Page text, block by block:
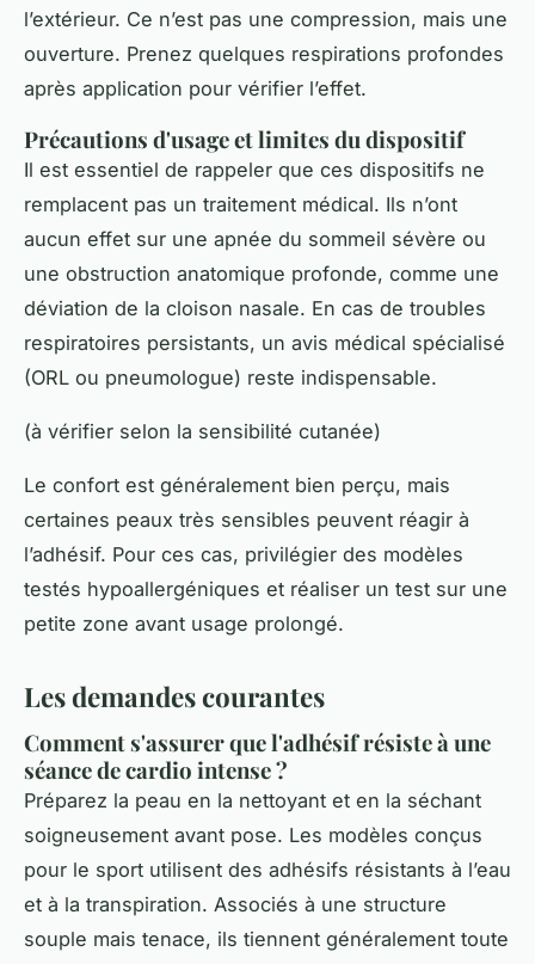
l’extérieur. Ce n’est pas une compression, mais une
ouverture. Prenez quelques respirations profondes
après application pour vérifier l’effet.
Précautions d'usage et limites du dispositif
Il est essentiel de rappeler que ces dispositifs ne
remplacent pas un traitement médical. Ils n’ont
aucun effet sur une apnée du sommeil sévère ou
une obstruction anatomique profonde, comme une
déviation de la cloison nasale. En cas de troubles
respiratoires persistants, un avis médical spécialisé
(ORL ou pneumologue) reste indispensable.
(à vérifier selon la sensibilité cutanée)
Le confort est généralement bien perçu, mais
certaines peaux très sensibles peuvent réagir à
l’adhésif. Pour ces cas, privilégier des modèles
testés hypoallergéniques et réaliser un test sur une
petite zone avant usage prolongé.
Les demandes courantes
Comment s'assurer que l'adhésif résiste à une
séance de cardio intense ?
Préparez la peau en la nettoyant et en la séchant
soigneusement avant pose. Les modèles conçus
pour le sport utilisent des adhésifs résistants à l’eau
et à la transpiration. Associés à une structure
souple mais tenace, ils tiennent généralement toute